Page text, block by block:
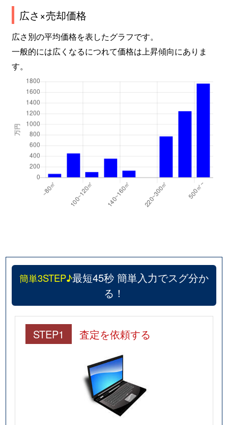
広さ×売却価格
広さ別の平均価格を表したグラフです。
一般的には広くなるにつれて価格は上昇傾向にありま
す。
簡単3STEP♪最短45秒 簡単入力でスグ分か
る！
STEP1 査定を依頼する